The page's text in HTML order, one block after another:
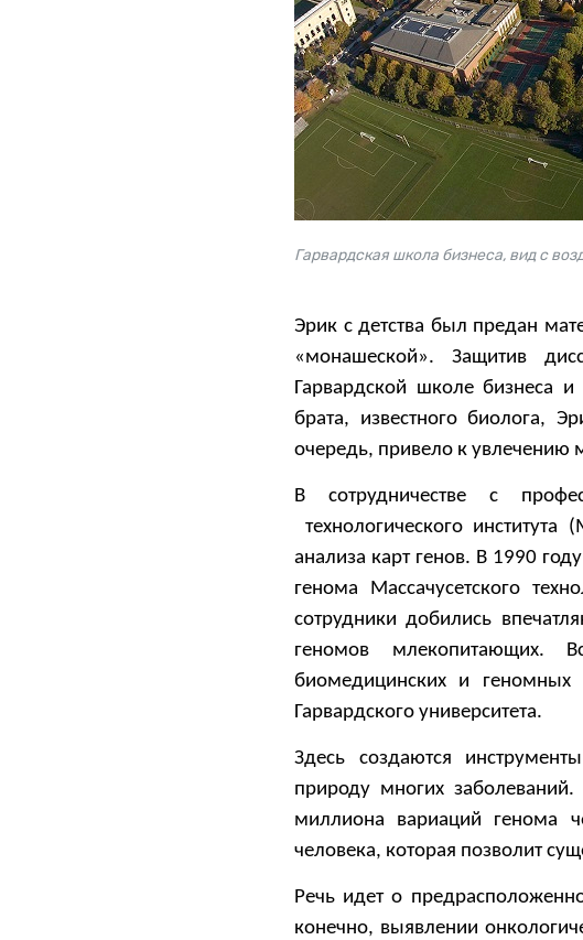
Гарвардская школа бизнеса, вид с
Эрик с детства был предан
«монашеской». Защитив
Гарвардской школе бизнеса
брата, известного биолога,
очередь, привело к увлечению
В сотрудничестве с
технологического
анализа карт генов. В 1990
генома Массачусетского
сотрудники добились
геномов млекопитающих.
биомедицинских и
Гарвардского университета.
Здесь создаются
природу многих
миллиона вариаций генома
человека, которая позволит
Речь идет о
конечно, выявлении